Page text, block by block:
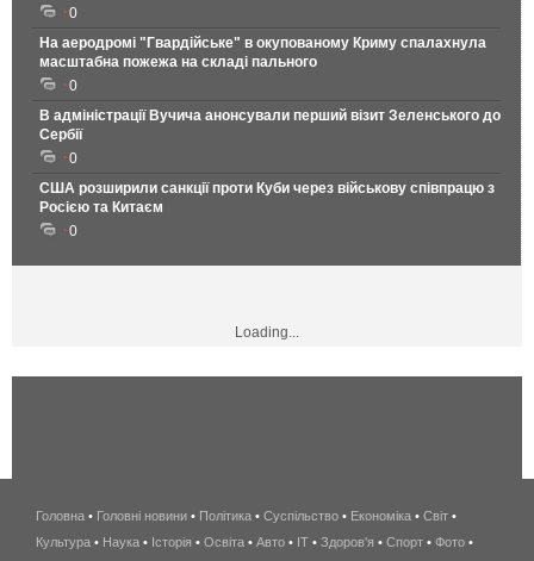
0
На аеродромі "Гвардійське" в окупованому Криму спалахнула
масштабна пожежа на складі пального
0
В адміністрації Вучича анонсували перший візит Зеленського до
Сербії
0
США розширили санкції проти Куби через військову співпрацю з
Росією та Китаєм
0
Loading...
беспроводной
интернет
Головна • Головні новини • Політика • Суспільство • Економіка • Світ •
Культура • Наука • Історія • Освіта • Авто • IT • Здоров'я • Спорт • Фото •